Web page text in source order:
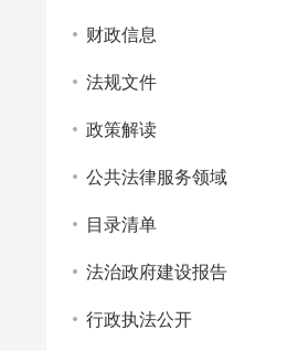
财政信息
法规文件
政策解读
公共法律服务领域
目录清单
法治政府建设报告
行政执法公开